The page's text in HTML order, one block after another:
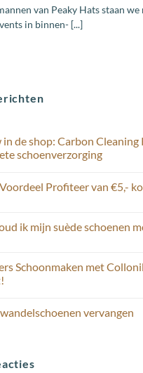
van Peaky Hats staan
in binnen- [...]
in de shop: Carbon
schoenverzorging
Profiteer van €5,-
ik mijn suède schoenen
Schoonmaken met
vervangen